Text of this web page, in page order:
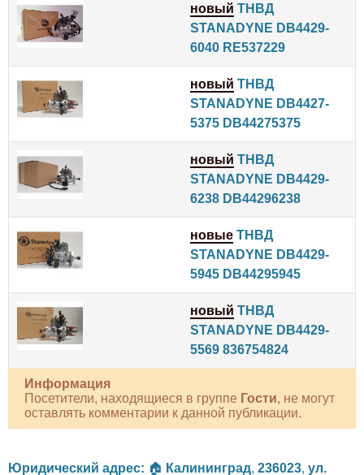
новый ТНВД
STANADYNE DB4429-
6040 RE537229
новый ТНВД
STANADYNE DB4427-
5375 DB44275375
новый ТНВД
STANADYNE DB4429-
6238 DB44296238
новые ТНВД
STANADYNE DB4429-
5945 DB44295945
новый ТНВД
STANADYNE DB4429-
5569 836754824
Информация
Посетители, находящиеся в группе Гости, не могут
оставлять комментарии к данной публикации.
Юридический адрес: 🏠 Калининград, 236023, ул.